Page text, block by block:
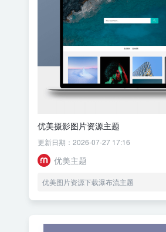
优美摄影图片资源主题
更新日期：2026-07-27 17:16
优美主题
优美图片资源下载瀑布流主题